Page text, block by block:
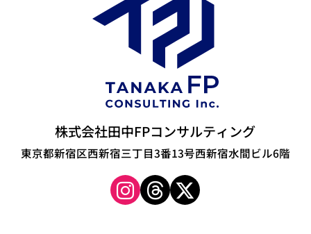
株式会社田中FPコンサルティング
東京都新宿区西新宿三丁目3番13号西新宿水間ビル6階